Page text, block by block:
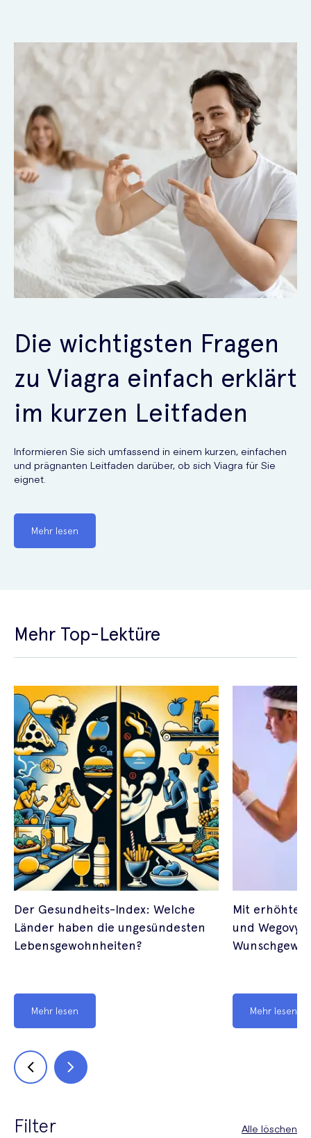
Die wichtigsten Fragen
zu Viagra einfach erklärt
im kurzen Leitfaden
Informieren Sie sich umfassend in einem kurzen, einfachen
und prägnanten Leitfaden darüber, ob sich Viagra für Sie
eignet.
Mehr lesen
Mehr Top-Lektüre
Der Gesundheits-Index: Welche
Länder haben die ungesündesten
Lebensgewohnheiten?
Mehr lesen
Mit erhöhter
und Wegovy
Mehr lesen
Filter Alle löschen